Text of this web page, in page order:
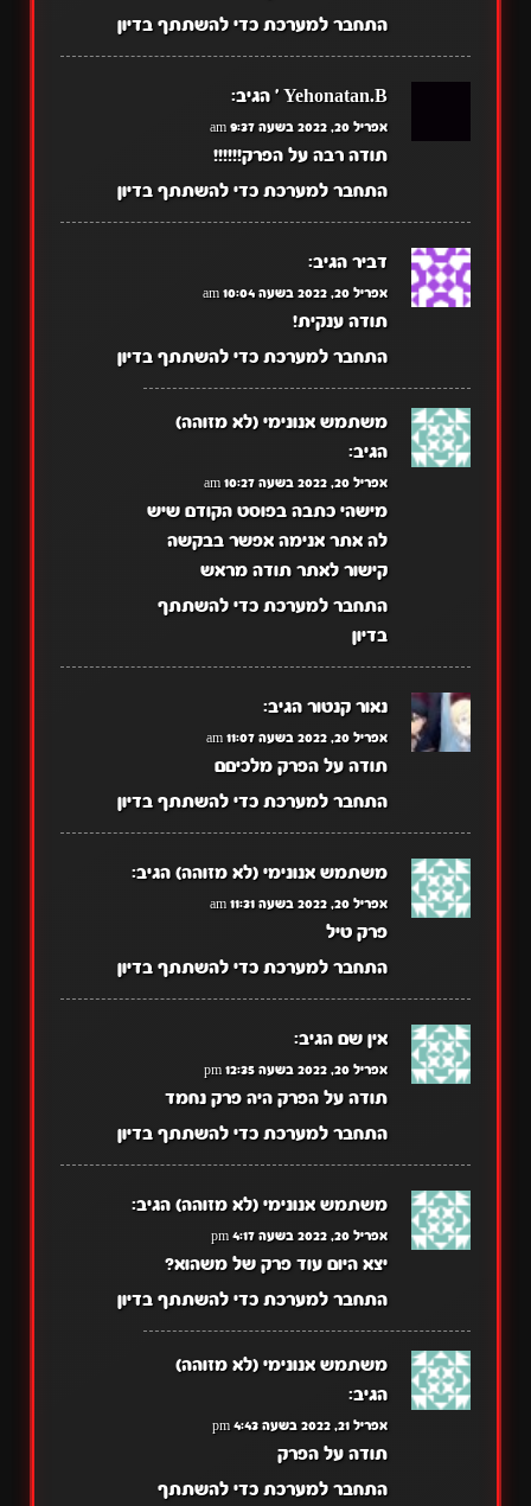
התחבר למערכת כדי להשתתף בדיון
Yehonatan.B ' הגיב:
אפריל 20, 2022 בשעה 9:37 am
תודה רבה על הפרק!!!!!!
התחבר למערכת כדי להשתתף בדיון
דביר הגיב:
אפריל 20, 2022 בשעה 10:04 am
תודה ענקית!
התחבר למערכת כדי להשתתף בדיון
משתמש אנונימי (לא מזוהה)
הגיב:
אפריל 20, 2022 בשעה 10:27 am
מישהי כתבה בפוסט הקודם שיש
לה אתר אנימה אפשר בבקשה
קישור לאתר תודה מראש
התחבר למערכת כדי להשתתף
בדיון
נאור קנטור הגיב:
אפריל 20, 2022 בשעה 11:07 am
תודה על הפרק מלכיםם
התחבר למערכת כדי להשתתף בדיון
משתמש אנונימי (לא מזוהה) הגיב:
אפריל 20, 2022 בשעה 11:31 am
פרק טיל
התחבר למערכת כדי להשתתף בדיון
אין שם הגיב:
אפריל 20, 2022 בשעה 12:35 pm
תודה על הפרק היה פרק נחמד
התחבר למערכת כדי להשתתף בדיון
משתמש אנונימי (לא מזוהה) הגיב:
אפריל 20, 2022 בשעה 4:17 pm
יצא היום עוד פרק של משהוא?
התחבר למערכת כדי להשתתף בדיון
משתמש אנונימי (לא מזוהה)
הגיב:
אפריל 21, 2022 בשעה 4:43 pm
תודה על הפרק
התחבר למערכת כדי להשתתף